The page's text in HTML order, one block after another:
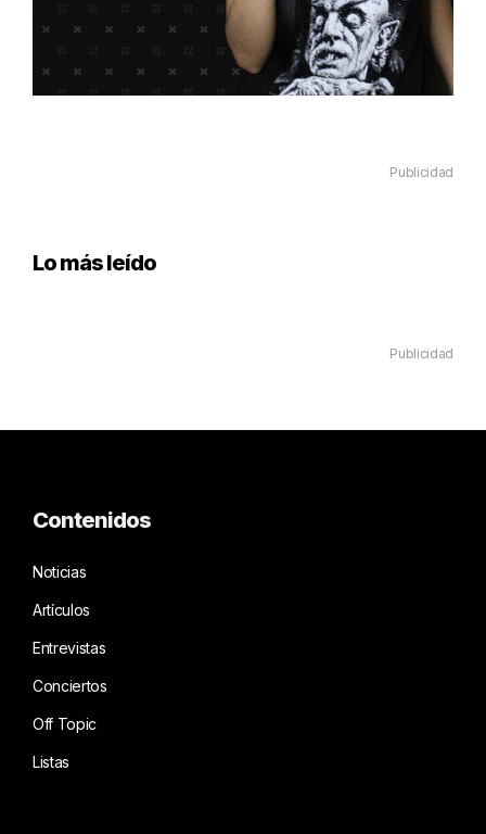
Publicidad
Lo más leído
Publicidad
Contenidos
Noticias
Artículos
Entrevistas
Conciertos
Off Topic
Listas